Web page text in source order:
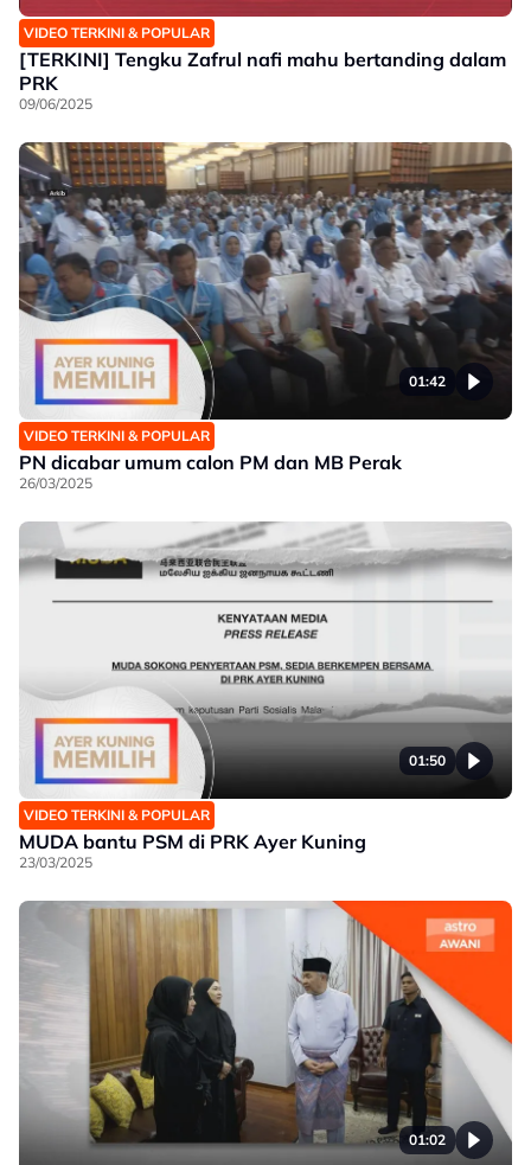
VIDEO TERKINI & POPULAR
[TERKINI] Tengku Zafrul nafi mahu bertanding dalam
PRK
09/06/2025
01:42
VIDEO TERKINI & POPULAR
PN dicabar umum calon PM dan MB Perak
26/03/2025
01:50
VIDEO TERKINI & POPULAR
MUDA bantu PSM di PRK Ayer Kuning
23/03/2025
01:02